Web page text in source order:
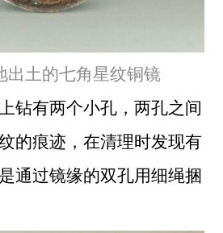
出土的七角星纹铜镜
钻有两个小孔，两孔之间
的痕迹，在清理时发现有
通过镜缘的双孔用细绳捆